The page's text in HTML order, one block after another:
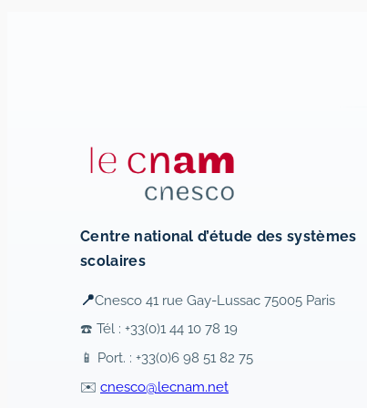
Centre national d’étude des systèmes
scolaires
📍Cnesco 41 rue Gay-Lussac 75005 Paris
☎️ Tél : +33(0)1 44 10 78 19
📱 Port. : +33(0)6 98 51 82 75
✉️ cnesco@lecnam.net